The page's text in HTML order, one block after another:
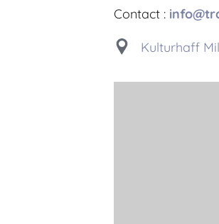
Contact :
Kulturhaff